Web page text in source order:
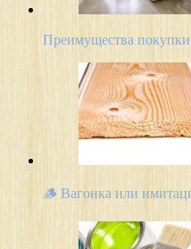
Преимущества
🪵 Вагонка или